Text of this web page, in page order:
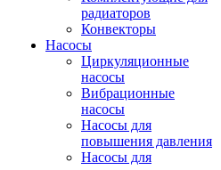
радиаторов
Конвекторы
Насосы
Циркуляционные
насосы
Вибрационные
насосы
Насосы для
повышения давления
Насосы для